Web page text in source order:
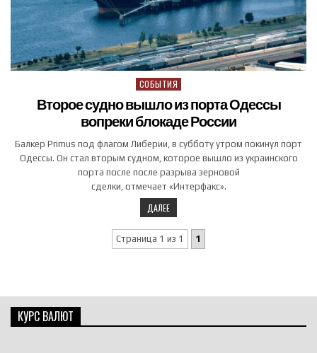
Posted in
СОБЫТИЯ
Второе судно вышло из порта Одессы
вопреки блокаде России
Балкер Primus под флагом Либерии, в субботу утром покинул порт
Одессы. Он стал вторым судном, которое вышло из украинского
порта после после разрыва зерновой
сделки, отмечает «Интерфакс».
ДАЛЕЕ
Страница 1 из 1 1
КУРС ВАЛЮТ